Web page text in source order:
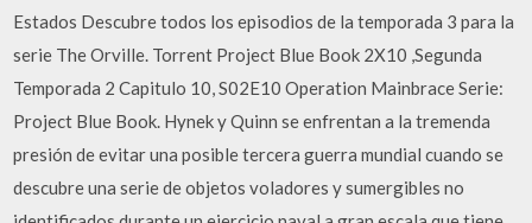
Estados Descubre todos los episodios de la temporada 3 para la
serie The Orville. Torrent Project Blue Book 2X10 ,Segunda
Temporada 2 Capitulo 10, S02E10 Operation Mainbrace Serie:
Project Blue Book. Hynek y Quinn se enfrentan a la tremenda
presión de evitar una posible tercera guerra mundial cuando se
descubre una serie de objetos voladores y sumergibles no